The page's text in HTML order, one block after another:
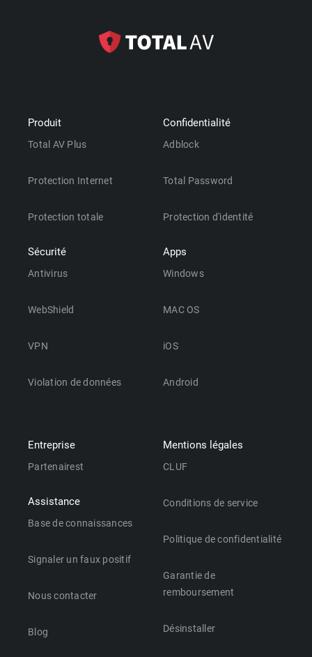
Produit
Total AV Plus
Protection Internet
Protection totale
Sécurité
Antivirus
WebShield
VPN
Violation de données
Confidentialité
Adblock
Total Password
Protection d'identité
Apps
Windows
MAC OS
iOS
Android
Entreprise
Partenairest
Assistance
Base de connaissances
Signaler un faux positif
Nous contacter
Blog
Mentions légales
CLUF
Conditions de service
Politique de confidentialité
Garantie de
remboursement
Désinstaller